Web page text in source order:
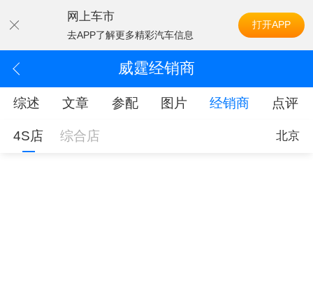
网上车市
去APP了解更多精彩汽车信息
打开APP
威霆经销商
综述 文章 参配 图片 经销商 点评
4S店 综合店 北京